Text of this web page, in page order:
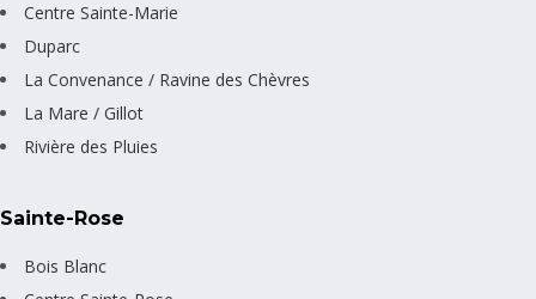
Centre Sainte-Marie
Duparc
La Convenance / Ravine des Chèvres
La Mare / Gillot
Rivière des Pluies
Sainte-Rose
Bois Blanc